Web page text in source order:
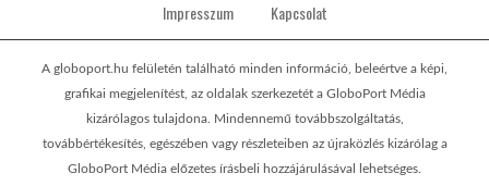
Impresszum Kapcsolat
A globoport.hu felületén található minden információ, beleértve a képi,
grafikai megjelenítést, az oldalak szerkezetét a GloboPort Média
kizárólagos tulajdona. Mindennemű továbbszolgáltatás,
továbbértékesítés, egészében vagy részleteiben az újraközlés kizárólag a
GloboPort Média előzetes írásbeli hozzájárulásával lehetséges.